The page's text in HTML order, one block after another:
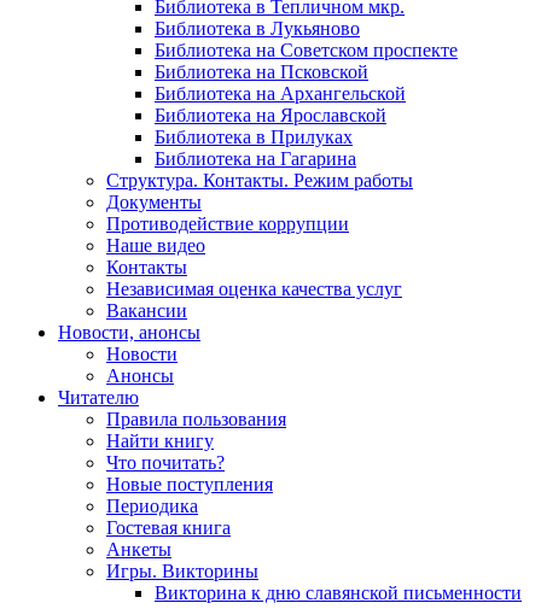
Библиотека в Тепличном мкр.
Библиотека в Лукьяново
Библиотека на Советском проспекте
Библиотека на Псковской
Библиотека на Архангельской
Библиотека на Ярославской
Библиотека в Прилуках
Библиотека на Гагарина
Структура. Контакты. Режим работы
Документы
Противодействие коррупции
Наше видео
Контакты
Независимая оценка качества услуг
Вакансии
Новости, анонсы
Новости
Анонсы
Читателю
Правила пользования
Найти книгу
Что почитать?
Новые поступления
Периодика
Гостевая книга
Анкеты
Игры. Викторины
Викторина к дню славянской письменности